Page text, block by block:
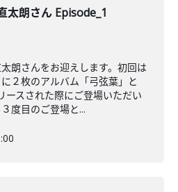
太朗さん Episode_1
朗さんをお迎えします。初回は
２枚のアルバム「弓弦葉」と
ースされた際にご登場いただい
度目のご登場と...